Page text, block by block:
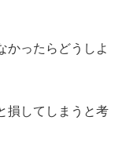
かったらどうしよ
損してしまうと考